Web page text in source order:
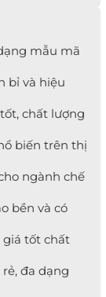
mẫu mã
bỉ và hiệu
chất lượng
biến trên thị
ngành chế
bền và có
tốt chất
đa dạng